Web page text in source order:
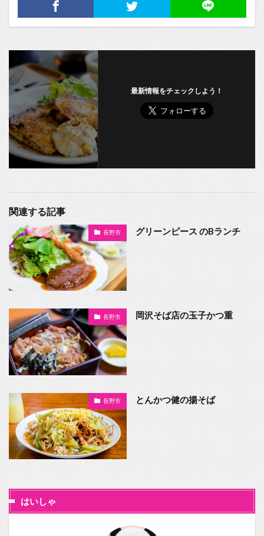
最新情報をチェックしよう！
関連する記事
長野市 グリーンピース のBランチ
長野市 岡沢そば店の玉子かつ重
長野市 とんかつ健の揚そば
はいしゃ